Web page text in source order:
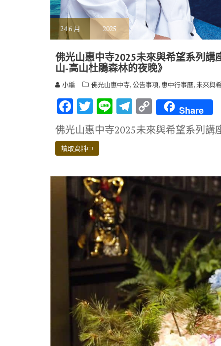
246 月 2025
佛光山惠中寺2025未來與希望系列
山-高山杜鵑森林的夜晚》
小編 佛光山惠中寺,公告事項, 惠中行事曆,未來與
F
ac
e
b
k
T
w
it
te
Li
n
e
T
el
e
m
C
o
p
n
k
Share
佛光山惠中寺2025未來與希望系列講
讀取資料中